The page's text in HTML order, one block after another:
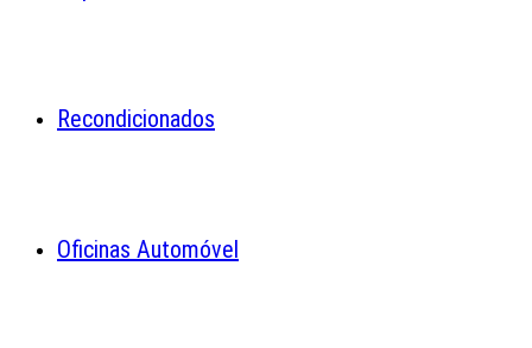
Recondicionados
Oficinas Automóvel